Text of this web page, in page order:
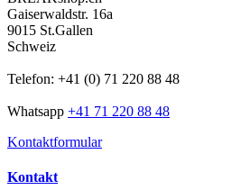
Gaiserwaldstr. 16a
9015 St.Gallen
Schweiz
Telefon: +41 (0) 71 220 88 48
Whatsapp +41 71 220 88 48
Kontaktformular
Kontakt